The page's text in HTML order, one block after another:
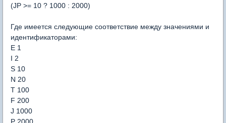
(JP >= 10 ? 1000 : 2000)
Где имеется следующие соответствие между значениями и
идентификаторами:
E 1
I 2
S 10
N 20
T 100
F 200
J 1000